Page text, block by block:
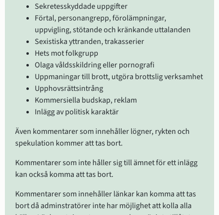
Sekretesskyddade uppgifter
Förtal, personangrepp, förolämpningar,
uppvigling, stötande och kränkande uttalanden
Sexistiska yttranden, trakasserier
Hets mot folkgrupp
Olaga våldsskildring eller pornografi
Uppmaningar till brott, utgöra brottslig verksamhet
Upphovsrättsintrång
Kommersiella budskap, reklam
Inlägg av politisk karaktär
Även kommentarer som innehåller lögner, rykten och
spekulation kommer att tas bort.
Kommentarer som inte håller sig till ämnet för ett inlägg
kan också komma att tas bort.
Kommentarer som innehåller länkar kan komma att tas
bort då adminstratörer inte har möjlighet att kolla alla